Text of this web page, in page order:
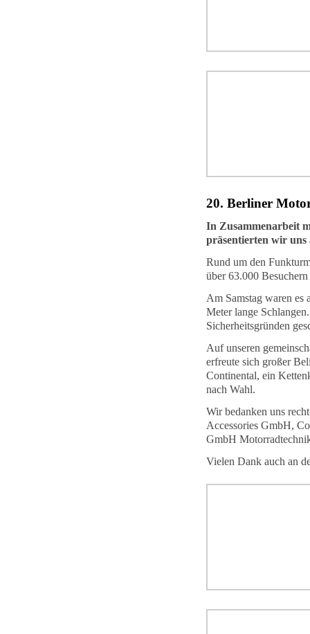
20. Berliner
In Zusammenarbeit
präsentierten wir
Rund um den
über 63.000
Am Samstag waren es
Meter lange
Sicherheitsgründen
Auf unseren
erfreute sich großer
Continental, ein
nach Wahl.
Wir bedanken uns
Accessories GmbH,
GmbH
Vielen Dank auch an